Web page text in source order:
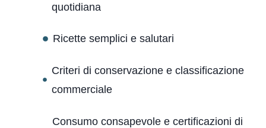
quotidiana
Ricette semplici e salutari
Criteri di conservazione e classificazione
commerciale
Consumo consapevole e certificazioni di